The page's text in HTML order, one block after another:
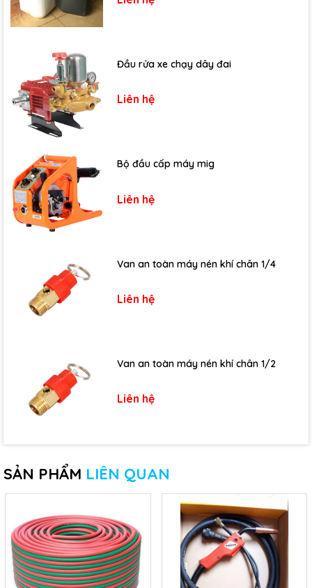
Đầu rửa xe chạy dây đai
Liên hệ
Bộ đầu cấp máy mig
Liên hệ
Van an toàn máy nén khí chân 1/4
Liên hệ
Van an toàn máy nén khí chân 1/2
Liên hệ
SẢN PHẨM LIÊN QUAN